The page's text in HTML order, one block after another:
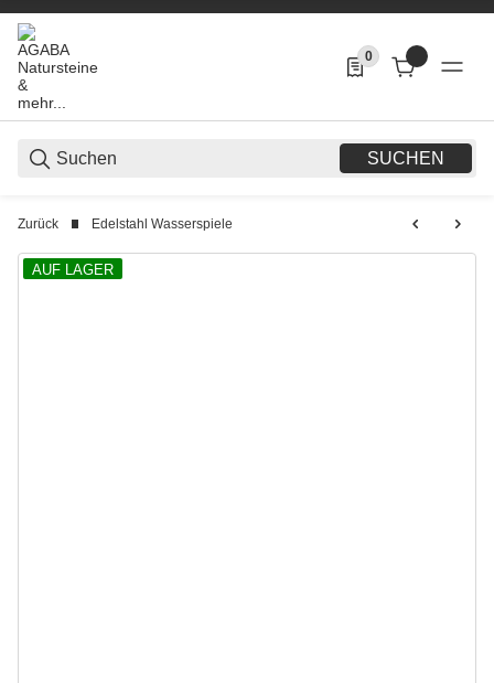
SUCHEN
0
0 Produkte in der
Zurück Edelstahl Wasserspiele
AUF LAGER